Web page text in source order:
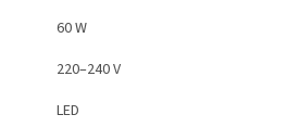
60 W
220–240 V
LED